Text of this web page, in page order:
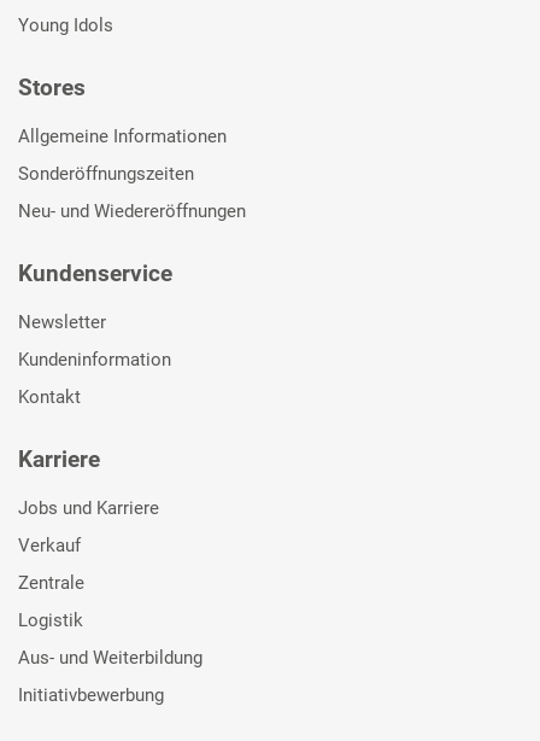
Young Idols
Stores
Allgemeine Informationen
Sonderöffnungszeiten
Neu- und Wiedereröffnungen
Kundenservice
Newsletter
Kundeninformation
Kontakt
Karriere
Jobs und Karriere
Verkauf
Zentrale
Logistik
Aus- und Weiterbildung
Initiativbewerbung